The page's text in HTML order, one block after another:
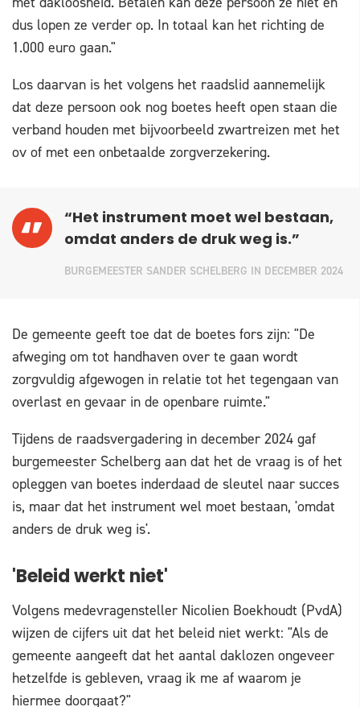
dus lopen ze verder op. In totaal kan het richting de
1.000 euro gaan."
Los daarvan is het volgens het raadslid aannemelijk
dat deze persoon ook nog boetes heeft open staan die
verband houden met bijvoorbeeld zwartreizen met het
ov of met een onbetaalde zorgverzekering.
“Het instrument moet wel bestaan,
omdat anders de druk weg is.”
BURGEMEESTER SANDER SCHELBERG IN DECEMBER 2024
De gemeente geeft toe dat de boetes fors zijn: "De
afweging om tot handhaven over te gaan wordt
zorgvuldig afgewogen in relatie tot het tegengaan van
overlast en gevaar in de openbare ruimte."
Tijdens de raadsvergadering in december 2024 gaf
burgemeester Schelberg aan dat het de vraag is of het
opleggen van boetes inderdaad de sleutel naar succes
is, maar dat het instrument wel moet bestaan, 'omdat
anders de druk weg is'.
'Beleid werkt niet'
Volgens medevragensteller Nicolien Boekhoudt (PvdA)
wijzen de cijfers uit dat het beleid niet werkt: "Als de
gemeente aangeeft dat het aantal daklozen ongeveer
hetzelfde is gebleven, vraag ik me af waarom je
hiermee doorgaat?"